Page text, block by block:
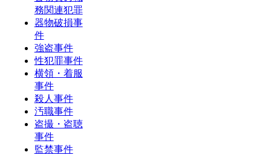
務関連犯罪
器物破損事
件
強盗事件
性犯罪事件
横領・着服
事件
殺人事件
汚職事件
盗撮・盗聴
事件
監禁事件